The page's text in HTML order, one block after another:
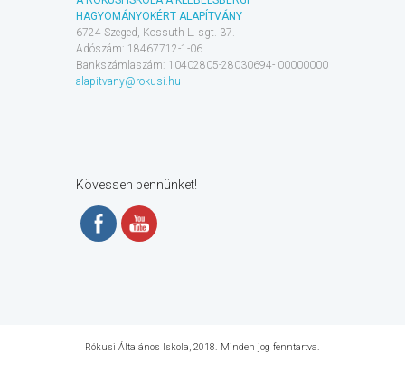
HAGYOMÁNYOKÉRT ALAPÍTVÁNY
6724 Szeged, Kossuth L. sgt. 37.
Adószám: 18467712-1-06
Bankszámlaszám: 10402805-28030694- 00000000
alapitvany@rokusi.hu
Kövessen bennünket!
Rókusi Általános Iskola, 2018. Minden jog fenntartva.